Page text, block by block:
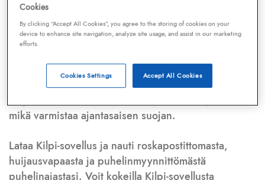
Puhelinnumero
Telemarkkinointiliiton jaKilpi-sovelluksen
tietokannasta, joka kattaa satoja tuhansia
Lisäksi tunnistamme automaattisesti, jos kyseessä on
puhelinhuijarin numero, sähköpostiosoitetai
huijausviesti. Tietokantaamme päivitetään jatkuvasti,
mikä varmistaa ajantasaisen suojan.
Lataa Kilpi-sovellus ja nauti roskapostittomasta,
huijausvapaasta ja puhelinmyynnittömästä
puhelinajastasi. Voit kokeilla Kilpi-sovellusta
Cookies
By clicking “Accept All Cookies”, you agree to the storing of cookies on your
device to enhance site navigation, analyze site usage, and assist in our marketing
efforts.
Accept All Cookies
Cookies Settings